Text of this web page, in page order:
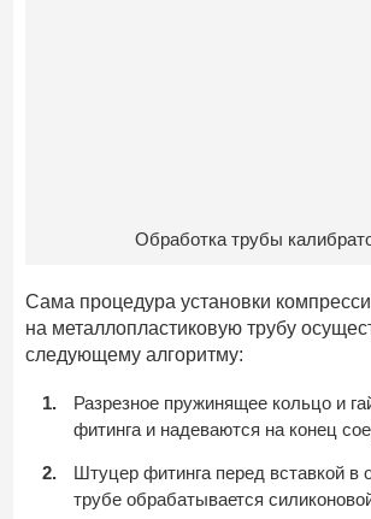
Обработка трубы
Сама процедура установки
на металлопластиковую трубу
следующему алгоритму:
Разрезное пружинящее кольцо и
фитинга и надеваются на конец
Штуцер фитинга перед вставкой в
трубе обрабатывается